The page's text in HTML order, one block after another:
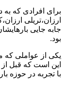
برای افرادی که به
ارزان،تریلی
جابه جایی
بود.
یکی از عواملی که
این است که قبل
با تجربه در حوزه